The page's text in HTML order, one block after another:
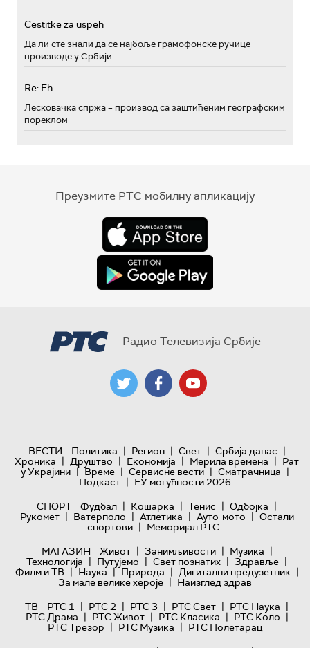
Cestitke za uspeh
Да ли сте знали да се најбоље грамофонске ручице
производе у Србији
Re: Eh...
Лесковачка спржа – производ са заштићеним географским
пореклом
Преузмите РТС мобилну апликацију
Радио Телевизија Србије
ВЕСТИ Политика | Регион | Свет | Србија данас |
Хроника | Друштво | Економија | Мерила времена | Рат
у Украјини | Време | Сервисне вести | Сматрачница |
Подкаст | ЕУ могућности 2026
СПОРТ
Фудбал | Кошарка | Тенис | Одбојка |
Рукомет | Ватерполо | Атлетика | Ауто-мото | Остали
спортови | Меморијал РТС
МАГАЗИН
Живот | Занимљивости | Музика |
Технологијa | Путујемо | Свет познатих | Здравље |
Филм и ТВ | Наука | Природа | Дигитални предузетник |
За мале велике хероје | Наизглед здрав
ТВ
РТС 1 | РТС 2 | РТС 3 | РТС Свет | РТС Наука |
РТС Драма | РТС Живот | РТС Класика | РТС Коло |
РТС Трезор | РТС Музика | РТС Полетарац